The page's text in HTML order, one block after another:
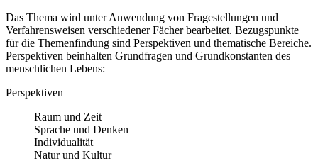
Das Thema wird unter Anwendung von Fragestellungen und
Verfahrensweisen verschiedener Fächer bearbeitet. Bezugspunkte
für die Themenfindung sind Perspektiven und thematische Bereiche.
Perspektiven beinhalten Grundfragen und Grundkonstanten des
menschlichen Lebens:
Perspektiven
Raum und Zeit
Sprache und Denken
Individualität
Natur und Kultur